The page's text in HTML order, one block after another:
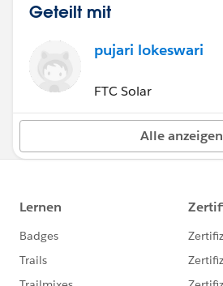
Geteilt mit
pujari lokeswari
FTC Solar
Alle anzeigen